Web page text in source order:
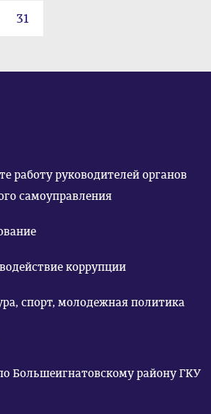
31
работу руководителей органов
самоуправления
коррупции
спорт, молодежная политика
Большеигнатовскому району ГКУ